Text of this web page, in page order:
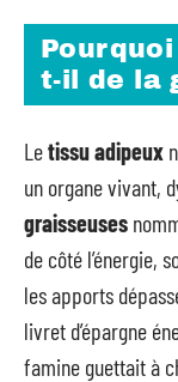
t-il de la
Letissu adipeux
un organe vivant,
graisseuses
de côté l’énergie,
les apports
livret d’épargne
famine guettait à